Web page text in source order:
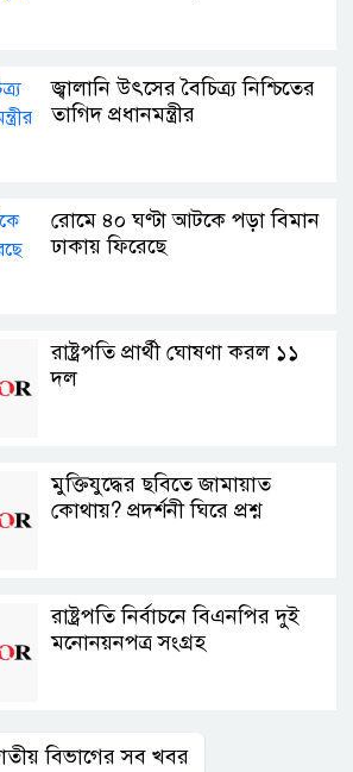
জ্বালানি উৎসের বৈচিত্র্য নিশ্চিতের
তাগিদ প্রধানমন্ত্রীর
রোমে ৪০ ঘণ্টা আটকে পড়া বিমান
ঢাকায় ফিরেছে
রাষ্ট্রপতি প্রার্থী ঘোষণা করল ১১
দল
মুক্তিযুদ্ধের ছবিতে জামায়াত
কোথায়? প্রদর্শনী ঘিরে প্রশ্ন
রাষ্ট্রপতি নির্বাচনে বিএনপির দুই
মনোনয়নপত্র সংগ্রহ
বিভাগের সব খবর